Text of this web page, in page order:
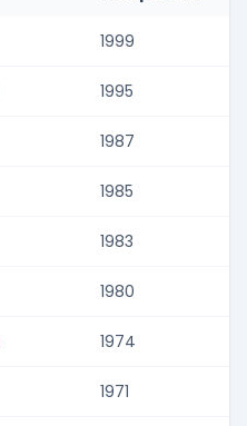
1999
1995
1987
1985
1983
1980
1974
1971